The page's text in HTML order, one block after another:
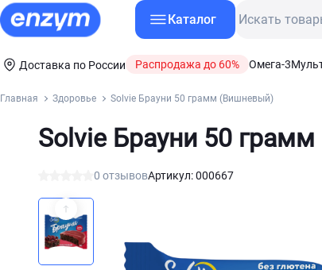
Каталог
Доставка по России Распродажа до 60% Омега-3
Главная Здоровье Solvie Брауни 50 грамм (Вишневый)
Solvie Брауни 50
0 отзывовАртикул: 000667